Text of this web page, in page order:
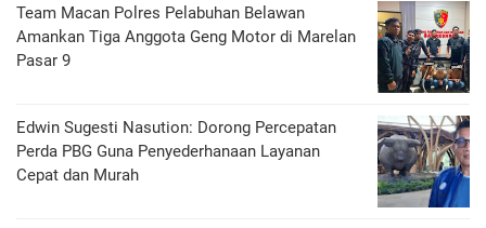
Team Macan Polres Pelabuhan Belawan
Amankan Tiga Anggota Geng Motor di Marelan
Pasar 9
Edwin Sugesti Nasution: Dorong Percepatan
Perda PBG Guna Penyederhanaan Layanan
Cepat dan Murah